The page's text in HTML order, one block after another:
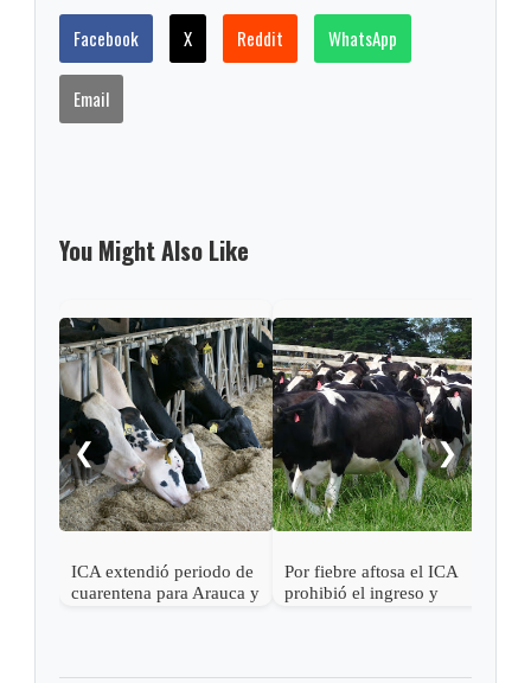
Facebook X Reddit WhatsApp
Email
You Might Also Like
❮
ICA extendió periodo de
cuarentena para Arauca y
Por fiebre aftosa el ICA
prohibió el ingreso y
❯